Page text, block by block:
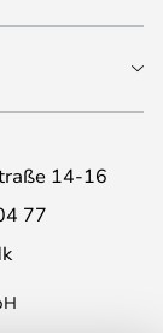
14-16
77